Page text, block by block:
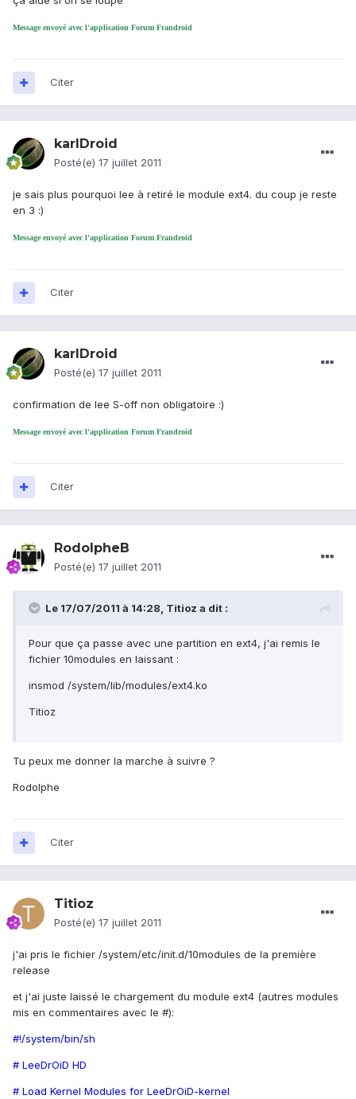
Message envoyé avec l'application Forum Frandroid
Citer
karlDroid
Posté(e) 17 juillet 2011
je sais plus pourquoi lee à retiré le module ext4. du coup je reste
en 3 :)
Message envoyé avec l'application Forum Frandroid
Citer
karlDroid
Posté(e) 17 juillet 2011
confirmation de lee S-off non obligatoire :)
Message envoyé avec l'application Forum Frandroid
Citer
RodolpheB
Posté(e) 17 juillet 2011
Le 17/07/2011 à 14:28, Titioz a dit :
Pour que ça passe avec une partition en ext4, j'ai remis le
fichier 10modules en laissant :
insmod /system/lib/modules/ext4.ko
Titioz
Tu peux me donner la marche à suivre ?
Rodolphe
Citer
Titioz
Posté(e) 17 juillet 2011
j'ai pris le fichier /system/etc/init.d/10modules de la première
release
et j'ai juste laissé le chargement du module ext4 (autres modules
mis en commentaires avec le #):
#!/system/bin/sh
# LeeDrOiD HD
# Load Kernel Modules for LeeDrOiD-kernel